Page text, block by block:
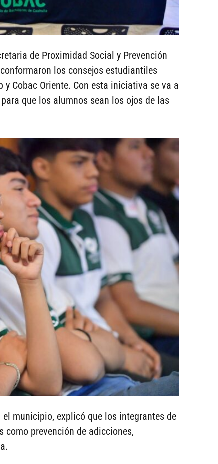
de Proximidad Social y Prevención
los consejos estudiantiles
Cobac Oriente. Con esta iniciativa se va a
que los alumnos sean los ojos de las
municipio, explicó que los integrantes de
prevención de adicciones,